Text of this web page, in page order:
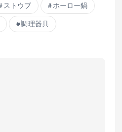
ストウブ ホーロー鍋
調理器具